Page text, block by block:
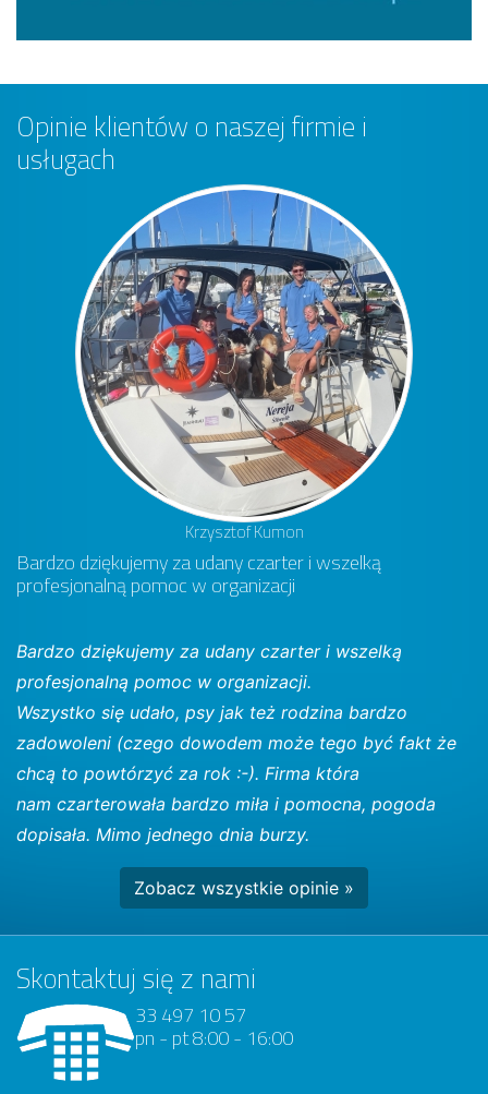
Opinie klientów o naszej firmie i
usługach
Krzysztof Kumon
Bardzo dziękujemy za udany czarter i wszelką
profesjonalną pomoc w organizacji
Bardzo dziękujemy za udany czarter i wszelką
profesjonalną pomoc w organizacji.
Wszystko się udało, psy jak też rodzina bardzo
zadowoleni (czego dowodem może tego być fakt że
chcą to powtórzyć za rok :-). Firma która
nam czarterowała bardzo miła i pomocna, pogoda
dopisała. Mimo jednego dnia burzy.
Zobacz wszystkie opinie »
Skontaktuj się z nami
33 497 10 57
pn - pt 8:00 - 16:00